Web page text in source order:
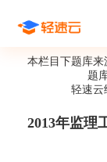
本栏目下题库
题
轻速云
2013年监理